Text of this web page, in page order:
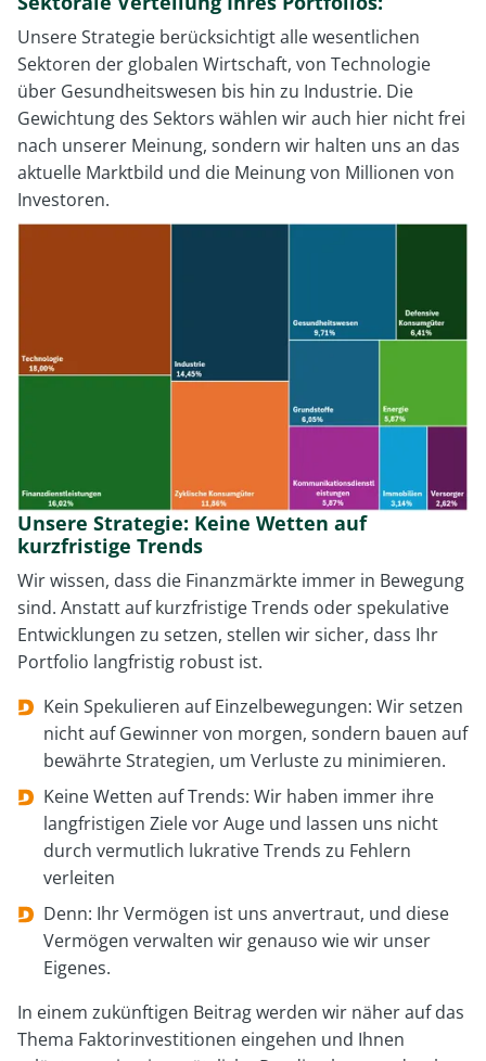
Unsere Strategie berücksichtigt alle wesentlichen
Sektoren der globalen Wirtschaft, von Technologie
über Gesundheitswesen bis hin zu Industrie. Die
Gewichtung des Sektors wählen wir auch hier nicht frei
nach unserer Meinung, sondern wir halten uns an das
aktuelle Marktbild und die Meinung von Millionen von
Investoren.
Unsere Strategie: Keine Wetten auf
kurzfristige Trends
Wir wissen, dass die Finanzmärkte immer in Bewegung
sind. Anstatt auf kurzfristige Trends oder spekulative
Entwicklungen zu setzen, stellen wir sicher, dass Ihr
Portfolio langfristig robust ist.
Kein Spekulieren auf Einzelbewegungen: Wir setzen
nicht auf Gewinner von morgen, sondern bauen auf
bewährte Strategien, um Verluste zu minimieren.
Keine Wetten auf Trends: Wir haben immer ihre
langfristigen Ziele vor Auge und lassen uns nicht
durch vermutlich lukrative Trends zu Fehlern
verleiten
Denn: Ihr Vermögen ist uns anvertraut, und diese
Vermögen verwalten wir genauso wie wir unser
Eigenes.
In einem zukünftigen Beitrag werden wir näher auf das
Thema Faktorinvestitionen eingehen und Ihnen